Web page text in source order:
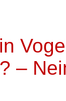
–